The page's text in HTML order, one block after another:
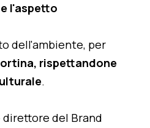
l'aspetto
dell'ambiente, per
rispettandone
.
direttore del Brand